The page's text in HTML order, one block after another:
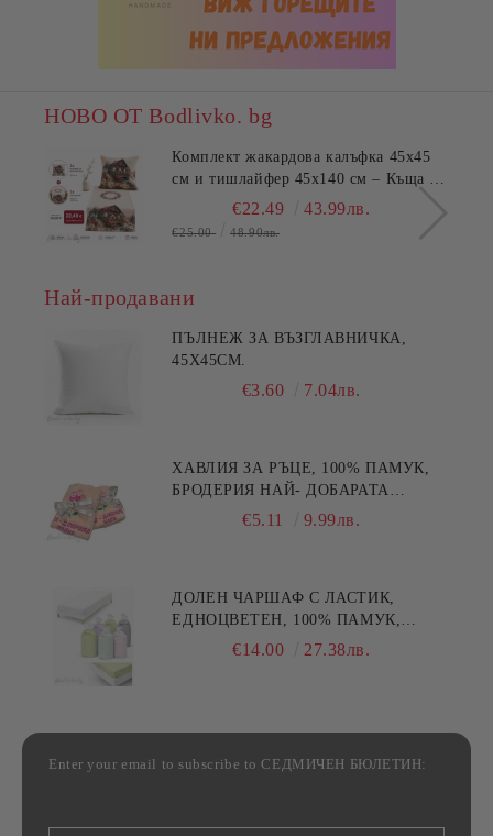
НОВО ОТ Bodlivko. bg
Комплект жакардова калъфка 45x45
см и тишлайфер 45x140 см – Къща с
€22.49 43.99лв.
€25.00 48.90лв.
Най-продавани
ПЪЛНЕЖ ЗА ВЪЗГЛАВНИЧКА,
45X45СМ.
€3.60 7.04лв.
ХАВЛИЯ ЗА РЪЦЕ, 100% ПАМУК,
БРОДЕРИЯ НАЙ- ДОБАРАТА
МАЙКА/БАБА , РАЗМЕР:
€5.11 9.99лв.
ДОЛЕН ЧАРШАФ С ЛАСТИК,
ЕДНОЦВЕТЕН, 100% ПАМУК,
РАЗЛИЧНИ РАЗМЕРИ
€14.00 27.38лв.
Enter your email to subscribe to СЕДМИЧЕН БЮЛЕТИН: